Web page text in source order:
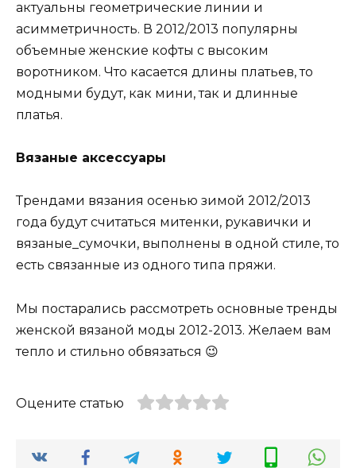
актуальны геометрические линии и
асимметричность. В 2012/2013 популярны
объемные женские кофты с высоким
воротником. Что касается длины платьев, то
модными будут, как мини, так и длинные
платья.
Вязаные аксессуары
Трендами вязания осенью зимой 2012/2013
года будут считаться митенки, рукавички и
вязаные_сумочки, выполнены в одной стиле, то
есть связанные из одного типа пряжи.
Мы постарались рассмотреть основные тренды
женской вязаной моды 2012-2013. Желаем вам
тепло и стильно обвязаться 😉
Оцените статью